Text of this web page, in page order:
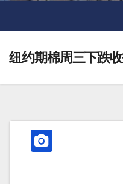
纽约期棉周三下跌